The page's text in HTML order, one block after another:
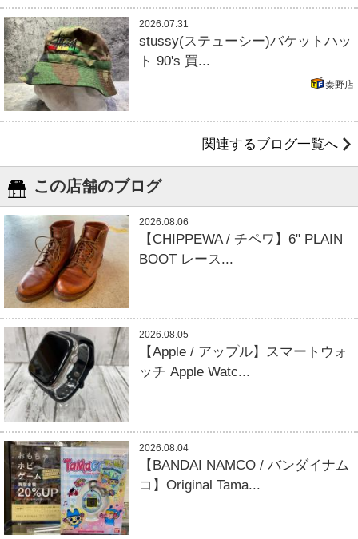
2026.07.31
stussy(ステューシー)バケットハッ
ト 90's 買...
秦野店
関連するブログ一覧へ
この店舗のブログ
2026.08.06
【CHIPPEWA / チペワ】6" PLAIN
BOOT レース...
2026.08.05
【Apple / アップル】スマートウォ
ッチ Apple Watc...
2026.08.04
【BANDAI NAMCO / バンダイナム
コ】Original Tama...